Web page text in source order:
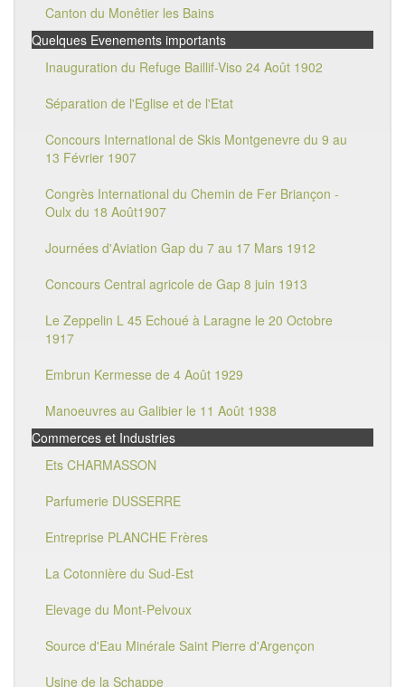
Canton du Monêtier les Bains
Quelques Evenements importants
Inauguration du Refuge Baillif-Viso 24 Août 1902
Séparation de l'Eglise et de l'Etat
Concours International de Skis Montgenevre du 9 au
13 Février 1907
Congrès International du Chemin de Fer Briançon -
Oulx du 18 Août1907
Journées d'Aviation Gap du 7 au 17 Mars 1912
Concours Central agricole de Gap 8 juin 1913
Le Zeppelin L 45 Echoué à Laragne le 20 Octobre
1917
Embrun Kermesse de 4 Août 1929
Manoeuvres au Galibier le 11 Août 1938
Commerces et Industries
Ets CHARMASSON
Parfumerie DUSSERRE
Entreprise PLANCHE Frères
La Cotonnière du Sud-Est
Elevage du Mont-Pelvoux
Source d'Eau Minérale Saint Pierre d'Argençon
Usine de la Schappe